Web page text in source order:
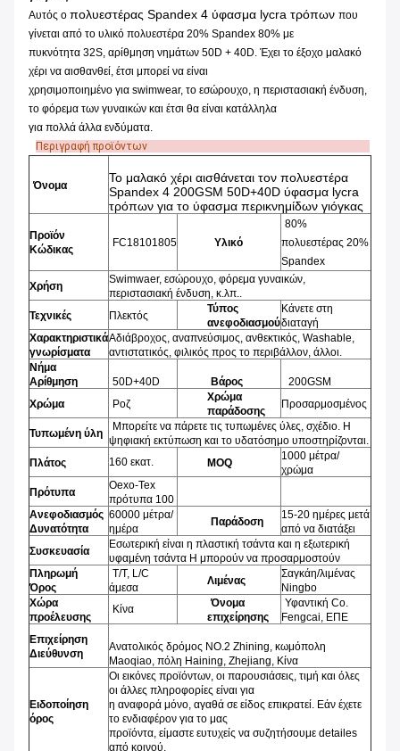
Αυτός ο πολυεστέρας Spandex 4 ύφασμα lycra τρόπων που
γίνεται από το υλικό πολυεστέρα 20% Spandex 80% με
πυκνότητα 32S, αρίθμηση νημάτων 50D + 40D. Έχει το έξοχο μαλακό
χέρι να αισθανθεί, έτσι μπορεί να είναι
χρησιμοποιημένο για swimwear, το εσώρουχο, η περιστασιακή ένδυση,
το φόρεμα των γυναικών και έτσι θα είναι κατάλληλα
για πολλά άλλα ενδύματα.
Περιγραφή προϊόντων
Όνομα
Το μαλακό χέρι αισθάνεται τον πολυεστέρα
Spandex 4 200GSM 50D+40D ύφασμα lycra
τρόπων για το ύφασμα περικνημίδων γιόγκας
Προϊόν
Κώδικας
FC18101805 Υλικό
80%
πολυεστέρας 20%
Spandex
Χρήση
Swimwaer, εσώρουχο, φόρεμα γυναικών,
περιστασιακή ένδυση, κ.λπ..
Τεχνικές
Πλεκτός
Τύπος
ανεφοδιασμού
Κάνετε στη
διαταγή
Χαρακτηριστικά
γνωρίσματα
Αδιάβροχος, αναπνεύσιμος, ανθεκτικός, Washable,
αντιστατικός, φιλικός προς το περιβάλλον, άλλοι.
Νήμα
Αρίθμηση
50D+40D Βάρος
200GSM
Χρώμα
Ροζ
Χρώμα
παράδοσης
Προσαρμοσμένος
Τυπωμένη ύλη
Μπορείτε να πάρετε τις τυπωμένες ύλες, σχέδιο. Η
ψηφιακή εκτύπωση και το υδατόσημο υποστηρίζονται.
Πλάτος
160 εκατ. MOQ
1000 μέτρα/
χρώμα
Πρότυπα
Oexo-Tex
πρότυπα 100
Ανεφοδιασμός
Δυνατότητα
60000 μέτρα/
ημέρα
Παράδοση
15-20 ημέρες μετά
από να διατάξει
Συσκευασία
Εσωτερική είναι η πλαστική τσάντα και η εξωτερική
υφαμένη τσάντα Η μπορούν να προσαρμοστούν
Πληρωμή
Όρος
T/T, L/C
άμεσα
Λιμένας
Σαγκάη/λιμένας
Ningbo
Χώρα
προέλευσης
Κίνα
Όνομα
επιχείρησης
Υφαντική Co.
Fengcai, ΕΠΕ
Επιχείρηση
Διεύθυνση
Ανατολικός δρόμος NO.2 Zhining, κωμόπολη
Maoqiao, πόλη Haining, Zhejiang, Κίνα
Ειδοποίηση
όρος
Οι εικόνες προϊόντων, οι παρουσιάσεις, τιμή και όλες
οι άλλες πληροφορίες είναι για
η αναφορά μόνο, αγαθά σε είδος επικρατεί. Εάν έχετε
το ενδιαφέρον για το μας
προϊόντα, είμαστε ευτυχείς να συζητήσουμε detailes
από κοινού.